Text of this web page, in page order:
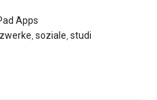
Apps
,soziale ,studi